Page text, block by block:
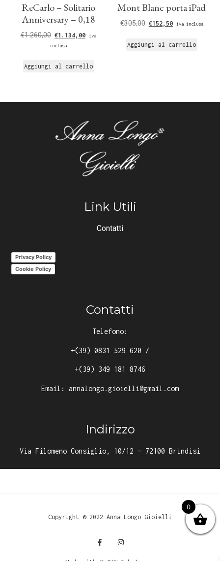
ReCarlo – Solitario
Anniversary – 0,18
€1.260,00 €1.134,00
iva
inclusa
Aggiungi al carrello
Mont Blanc porta iPad
€305,00 €152,50 iva inclusa
Aggiungi al carrello
Link Utili
Contatti
Privacy Policy
Cookie Policy
Contatti
Telefono:
+(39) 0831 529 620 /
+(39) 349 181 8746
Email: annalongo.gioielli@gmail.com
Indirizzo
Via Filomeno Consiglio, 10/12 – 72100 Brindisi
Copyright © 2022 Anna Longo Gioielli
0